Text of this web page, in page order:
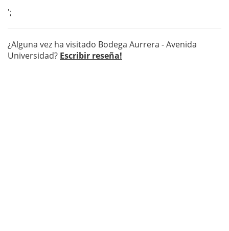
';
¿Alguna vez ha visitado Bodega Aurrera - Avenida
Universidad? Escribir reseña!